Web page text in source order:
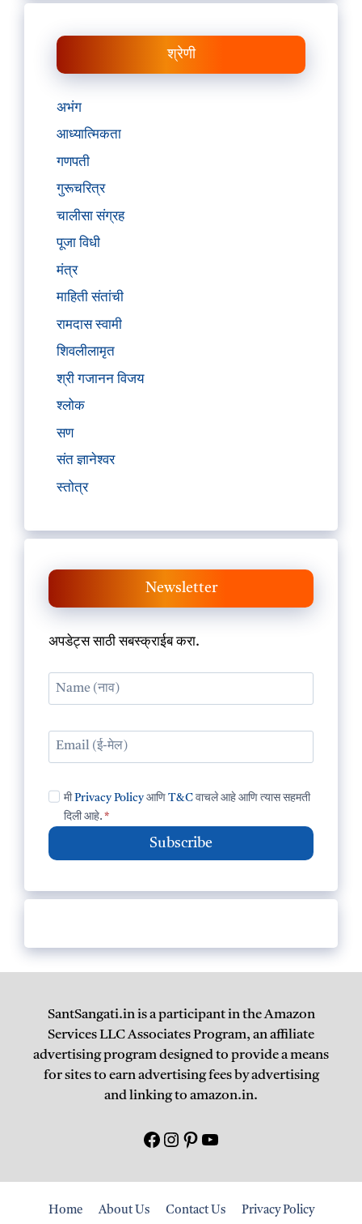
श्रेणी
अभंग
आध्यात्मिकता
गणपती
गुरूचरित्र
चालीसा संग्रह
पूजा विधी
मंत्र
माहिती संतांची
रामदास स्वामी
शिवलीलामृत
श्री गजानन विजय
श्लोक
सण
संत ज्ञानेश्वर
स्तोत्र
Newsletter
अपडेट्स साठी सबस्क्राईब करा.
मीPrivacy PolicyआणिT&C वाचले आहे आणि त्यास सहमती
दिली आहे. *
Subscribe
SantSangati.in is a participant in the Amazon
Services LLC Associates Program, an affiliate
advertising program designed to provide a means
for sites to earn advertising fees by advertising
and linking to amazon.in.
Facebook
Instagram
Pinterest
युटयूब
Home About Us Contact Us Privacy Policy